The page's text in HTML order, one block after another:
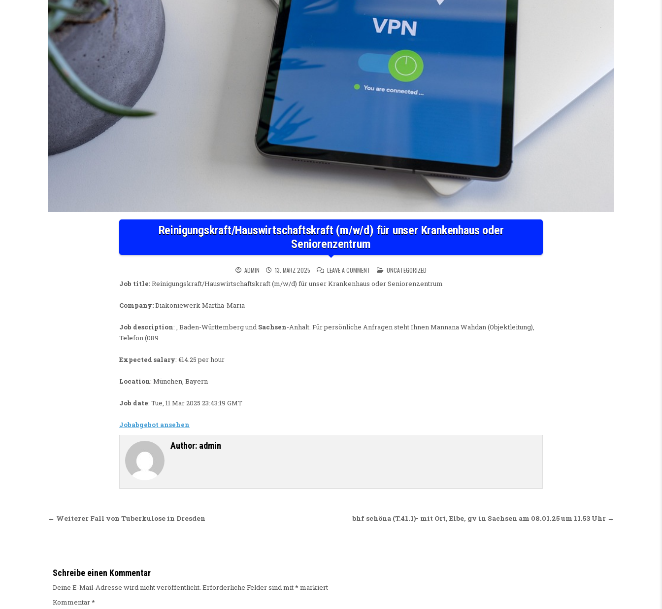
Reinigungskraft/Hauswirtschaftskraft (m/w/d) für unser Krankenhaus oder
Seniorenzentrum
ADMIN 13. MÄRZ 2025 LEAVE A COMMENT ON REINIGUNGSKRAFT/HAUSWIRTSCHAFTSKRAFT (M/W/D) FÜR UNSER KRANKENHAUS ODER SENIORENZENTRUM
POSTED IN
UNCATEGORIZED
Job title:Reinigungskraft/Hauswirtschaftskraft (m/w/d) für unser Krankenhaus oder Seniorenzentrum
Company:Diakoniewerk Martha-Maria
Job description: , Baden-Württemberg und Sachsen-Anhalt. Für persönliche Anfragen steht Ihnen Mannana Wahdan (Objektleitung),
Telefon (089…
Expected salary: €14.25 per hour
Location: München, Bayern
Job date: Tue, 11 Mar 2025 23:43:19 GMT
Jobabgebot ansehen
Author: admin
Beitragsnavigation bhf schöna (T.41.1)- mit Ort, Elbe, gv in Sachsen am 08.01.25 um 11.53 Uhr →
← Weiterer Fall von Tuberkulose in Dresden
Schreibe einen Kommentar
Deine E-Mail-Adresse wird nicht veröffentlicht. Erforderliche Felder sind mit* markiert
Kommentar*